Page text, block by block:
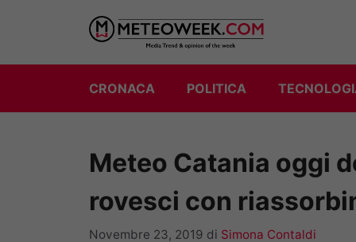
contenuto
CRONACA POLITICA
Meteo Catania oggi
rovesci con
Novembre 23, 2019 di Simona Contaldi